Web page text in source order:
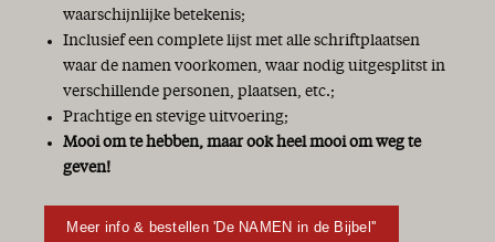
waarschijnlijke betekenis;
Inclusief een complete lijst met alle schriftplaatsen
waar de namen voorkomen, waar nodig uitgesplitst in
verschillende personen, plaatsen, etc.;
Prachtige en stevige uitvoering;
Mooi om te hebben, maar ook heel mooi om weg te
geven!
Meer info & bestellen 'De NAMEN in de Bijbel''